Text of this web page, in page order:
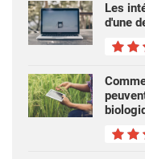
Les
d'une